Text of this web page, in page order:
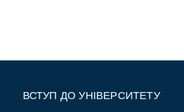
ВСТУП ДО УНІВЕРСИТЕТУ